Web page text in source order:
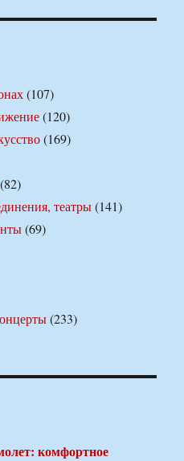
(107)
(120)
(169)
(82)
театры(141)
(69)
(233)
комфортное